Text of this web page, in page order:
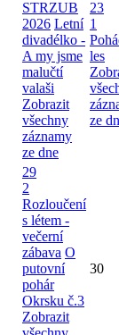
STRZUB
2026 Letní
divadélko -
A my jsme
malučtí
valaši
Zobrazit
všechny
záznamy
ze dne
23
1
les
ze
29
2
Rozloučení
s létem -
večerní
zábava O
putovní
pohár
Okrsku č.3
Zobrazit
30